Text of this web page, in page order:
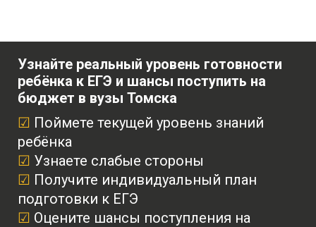
Узнайте реальный уровень готовности
ребёнка к ЕГЭ и шансы поступить на
бюджет в вузы Томска
☑ Поймете текущей уровень знаний
ребёнка
☑ Узнаете слабые стороны
☑ Получите индивидуальный план
подготовки к ЕГЭ
☑ Оцените шансы поступления на